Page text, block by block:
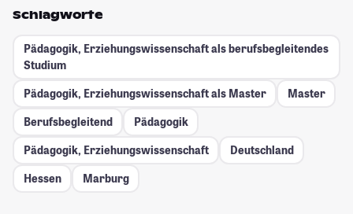
Schlagworte
Pädagogik, Erziehungswissenschaft als berufsbegleitendes
Studium
Pädagogik, Erziehungswissenschaft als Master
Master
Berufsbegleitend
Pädagogik
Pädagogik, Erziehungswissenschaft
Deutschland
Hessen
Marburg